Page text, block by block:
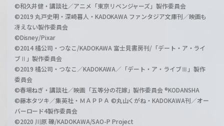
©和久井健・講談社／アニメ「東京リベンジャーズ」製作委員会
©2019 丸戸史明・深崎暮人・KADOKAWA ファンタジア文庫刊／映画も
冴えない製作委員会
©Disney/Pixar
©2014 橘公司・つなこ/KADOKAWA 富士見書房刊/「デート・ア・ライ
ブⅡ」製作委員会
©2019 橘公司・つなこ／KADOKAWA／「デート・ア・ライブⅢ」製作
委員会
©春場ねぎ・講談社／映画「五等分の花嫁」製作委員会 ®KODANSHA
©藤本タツキ／集英社・ＭＡＰＰＡ ©丸山くがね・KADOKAWA刊／オー
バーロード4製作委員会
©2020 川原 礫/KADOKAWA/SAO-P Project